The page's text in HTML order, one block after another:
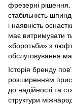
фрезерні рішення.
стабільність
і наявність
має витримувати
«боротьби» з
обслуговування
Історія бренду
розширенням
до надійності та
структури